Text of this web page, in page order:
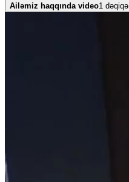
Ailəmiz haqqında video1 dəqiqə